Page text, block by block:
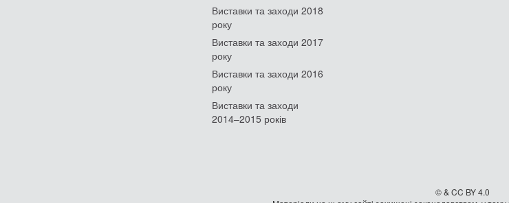
Виставки та заходи 2018
року
Виставки та заходи 2017
року
Виставки та заходи 2016
року
Виставки та заходи
2014–2015 років
© & CC BY 4.0